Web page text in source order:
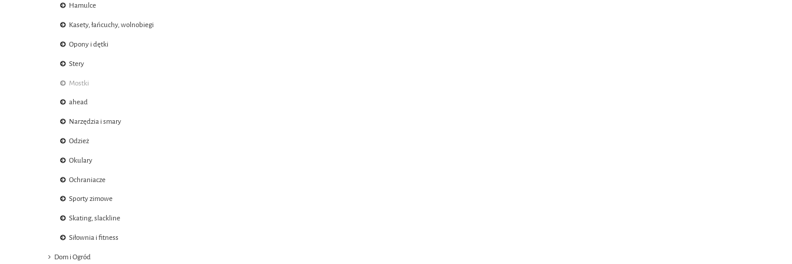
Hamulce
Kasety, łańcuchy, wolnobiegi
Opony i dętki
Stery
Mostki
ahead
Narzędzia i smary
Odzież
Okulary
Ochraniacze
Sporty zimowe
Skating, slackline
Siłownia i fitness
Dom i Ogród